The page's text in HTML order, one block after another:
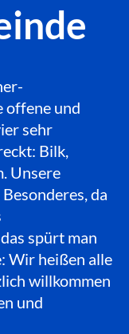
offene und
sehr
Bilk,
Unsere
da
spürt man
Wir heißen alle
willkommen
und